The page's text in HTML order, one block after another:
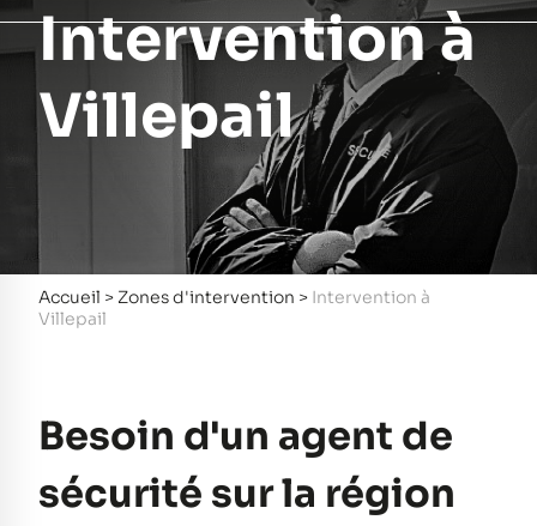
Intervention à
Villepail
Accueil > Zones d'intervention > Intervention à
Villepail
Besoin d'un agent de
sécurité sur la région